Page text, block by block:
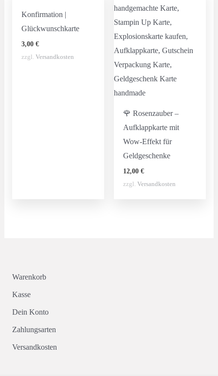
Konfirmation |
Glückwunschkarte
3,00 €
zzgl. Versandkosten
🌹 Rosenzauber –
Aufklappkarte mit
Wow-Effekt für
Geldgeschenke
12,00€
zzgl.Versandkosten
Warenkorb
Kasse
Dein Konto
Zahlungsarten
Versandkosten